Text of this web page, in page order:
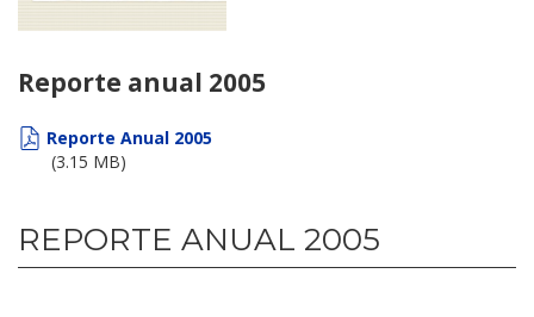
Reporte anual 2005
Reporte Anual 2005
(3.15 MB)
REPORTE ANUAL 2005